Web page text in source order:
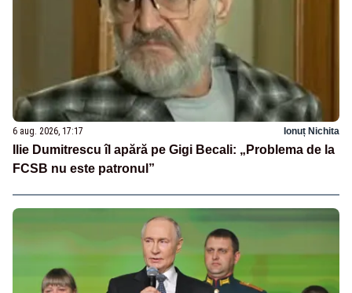
6 aug. 2026, 17:17 Ionuț Nichita
Ilie Dumitrescu îl apără pe Gigi Becali: „Problema de la
FCSB nu este patronul”